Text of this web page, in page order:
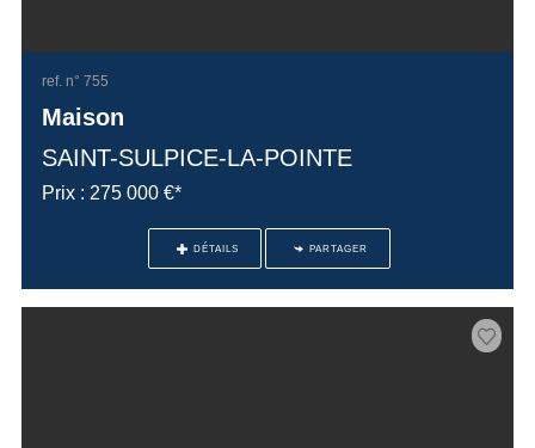
ref. n° 755
Maison
SAINT-SULPICE-LA-POINTE
Prix : 275 000 €*
DÉTAILS PARTAGER